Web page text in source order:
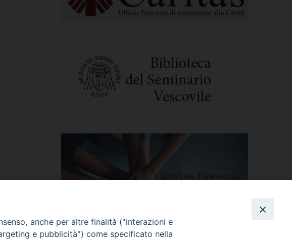
anche per altre finalità ("interazioni e
e pubblicità") come specificato nella